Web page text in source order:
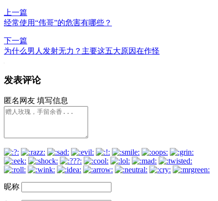
上一篇
经常使用“伟哥”的危害有哪些？
下一篇
为什么男人发射无力？主要这五大原因在作怪
发表评论
匿名网友 填写信息
昵称